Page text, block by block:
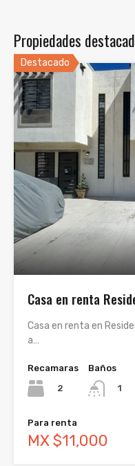
Propiedades
Destacado
Casa en renta
Casa en renta en
a…
Recamaras
2
Baños
1
Para renta
MX $11,000